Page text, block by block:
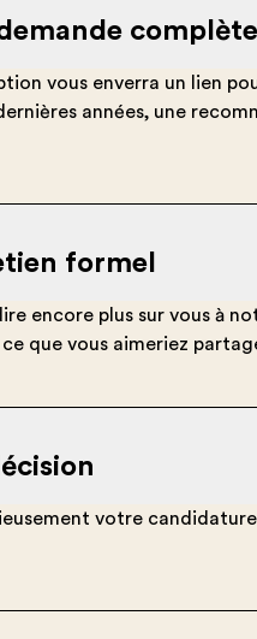
complète
vous enverra un lien
années, une
formel
encore plus sur vous à
que vous aimeriez
votre